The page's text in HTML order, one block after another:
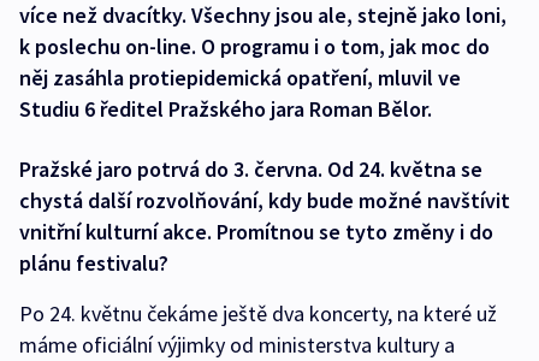
více než dvacítky. Všechny jsou ale, stejně jako loni,
k poslechu on-line. O programu i o tom, jak moc do
něj zasáhla protiepidemická opatření, mluvil ve
Studiu 6 ředitel Pražského jara Roman Bělor.
Pražské jaro potrvá do 3. června. Od 24. května se
chystá další rozvolňování, kdy bude možné navštívit
vnitřní kulturní akce. Promítnou se tyto změny i do
plánu festivalu?
Po 24. květnu čekáme ještě dva koncerty, na které už
máme oficiální výjimky od ministerstva kultury a